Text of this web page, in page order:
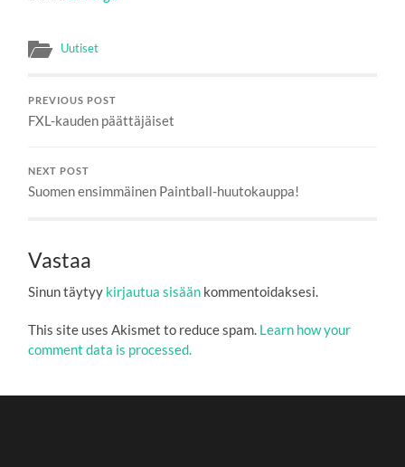
Uutiset
PREVIOUS POST
FXL-kauden päättäjäiset
NEXT POST
Suomen ensimmäinen Paintball-huutokauppa!
Vastaa
Sinun täytyy kirjautua sisään kommentoidaksesi.
This site uses Akismet to reduce spam. Learn how your
comment data is processed.